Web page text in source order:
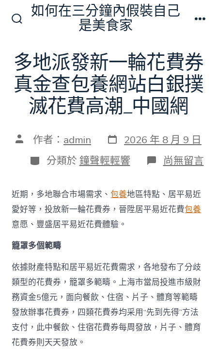
切
換
開
關
如何在三分鐘內假裝自己
是美食家
多地派發新一輪花費券
真金查包養網站白銀撲
滅花費高潮_中國網
文 作者： admin 發
表
日
期
2026 年 8 月 9 日
分
類
分類於 鐘聲輕輕響 在
〈多
派
發
新
真
金
查
包
養
網
站
白
尚無留言
近期，多地聯合市場需求、包養地區特點、居平易近
愛好等，投放新一輪花費券，晉陞居平易近花費包養
意愿、豐盛居平易近花費體驗。
籠罩多個範疇
依據財產特點和居平易近花費需求，各地發布了分歧
類型的花費券，籠罩多範疇。上海市當局投進市級財
務資金5億元，面向餐飲、住宿、片子、體育等範疇
發放辦事花費券，四類花費券均采用“先到先得”方法
支付，此中餐飲、住宿花費券每周發放，片子、體育
花費券則天天發放。